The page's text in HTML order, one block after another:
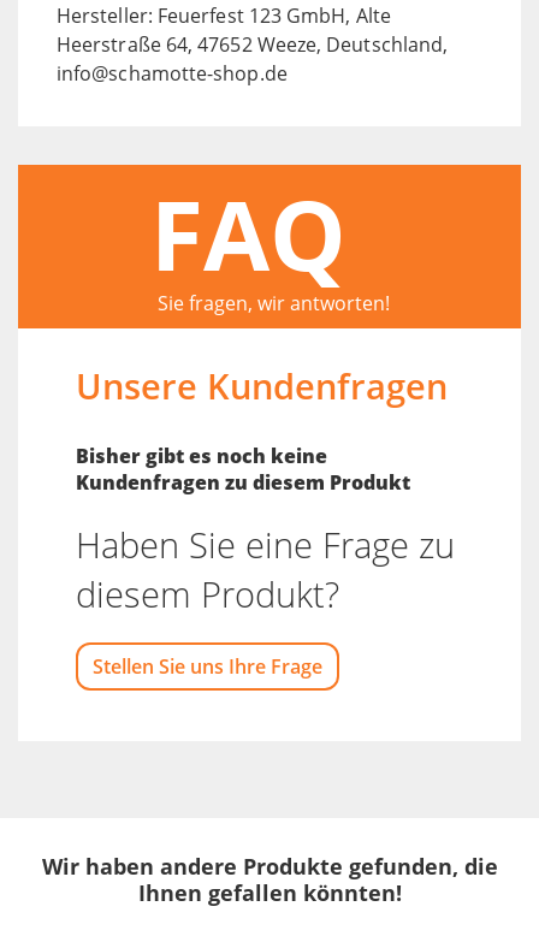
Hersteller: Feuerfest 123 GmbH, Alte
Heerstraße 64, 47652 Weeze, Deutschland,
info@schamotte-shop.de
FAQ
Sie fragen, wir antworten!
Unsere Kundenfragen
Bisher gibt es noch keine
Kundenfragen zu diesem Produkt
Haben Sie eine Frage zu
diesem Produkt?
Stellen Sie uns Ihre Frage
Wir haben andere Produkte gefunden, die
Ihnen gefallen könnten!